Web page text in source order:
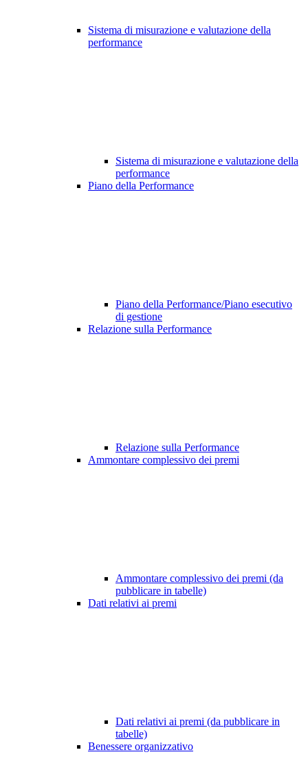
Sistema di misurazione e valutazione della
performance
Sistema di misurazione e valutazione della
performance
Piano della Performance
Piano della Performance/Piano esecutivo
di gestione
Relazione sulla Performance
Relazione sulla Performance
Ammontare complessivo dei premi
Ammontare complessivo dei premi (da
pubblicare in tabelle)
Dati relativi ai premi
Dati relativi ai premi (da pubblicare in
tabelle)
Benessere organizzativo